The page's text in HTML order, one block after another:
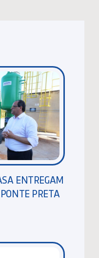
ENTREGAM
PRETA